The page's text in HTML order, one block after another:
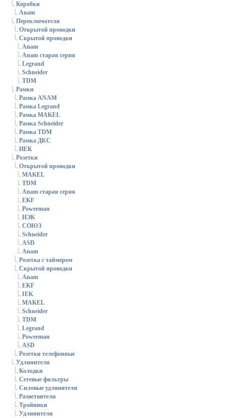
Коробки
Anam
Переключатели
Открытой проводки
Скрытой проводки
Anam
Anam старая серия
Legrand
Schneider
TDM
Рамки
Рамка ANAM
Рамка Legrand
Рамка MAKEL
Рамка Schneider
Рамка TDM
Рамка ДКС
ИЕК
Розетки
Открытой проводки
MAKEL
TDM
Anam старая серия
EKF
Powerman
ИЭК
СОЮЗ
Schneider
ASD
Anam
Розетка с таймером
Скрытой проводки
Anam
EKF
IEK
MAKEL
Schneider
TDM
Legrand
Powerman
ASD
Розетки телефонные
Удлинители
Колодки
Сетевые фильтры
Силовые удлинители
Разветвители
Тройники
Удлинители